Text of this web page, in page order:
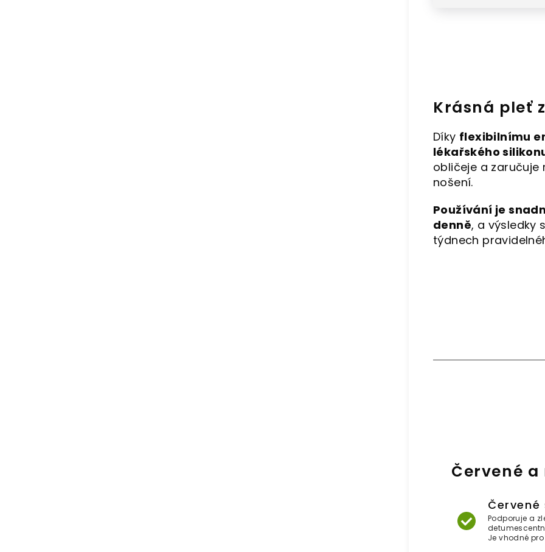
Krásná pleť
Díky flexibilnímu
lékařského
obličeje a
nošení.
Používání je
denně, a výsledky
týdnech
Červené
Červené
Podporuje a
Je vhodné